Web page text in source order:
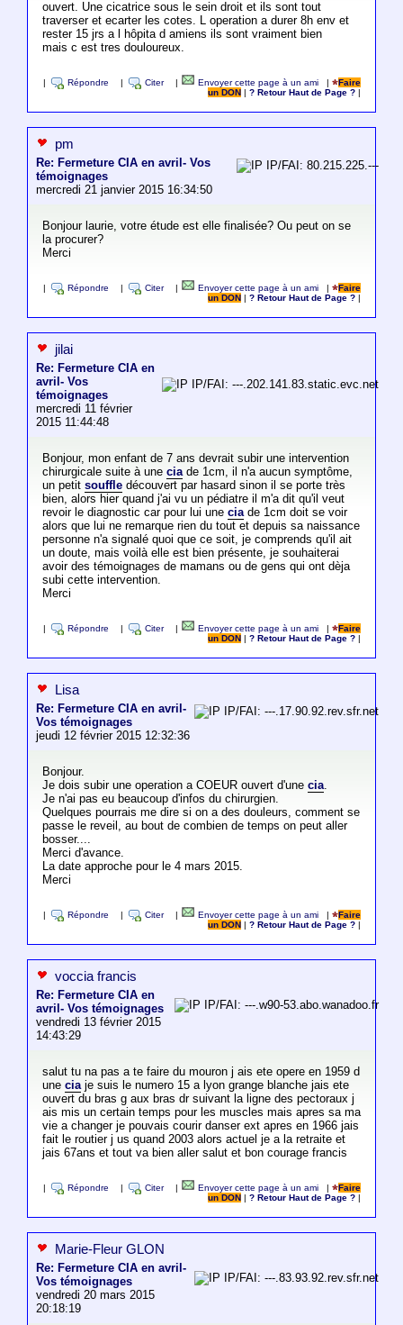
ouvert. Une cicatrice sous le sein droit et ils sont tout
traverser et ecarter les cotes. L operation a durer 8h env et
rester 15 jrs a l hôpita d amiens ils sont vraiment bien
mais c est tres douloureux.
Répondre Citer Envoyer cette page à un ami |
Faire
un DON
|? Retour Haut de Page ?
pm
Re: Fermeture CIA en avril- Vos
témoignages
mercredi 21 janvier 2015 16:34:50
IP/FAI: 80.215.225.---
Bonjour laurie, votre étude est elle finalisée? Ou peut on se
la procurer?
Merci
Répondre Citer Envoyer cette page à un ami |
Faire
un DON
|? Retour Haut de Page ?
jilai
Re: Fermeture CIA en
avril- Vos
témoignages
mercredi 11 février
2015 11:44:48
IP/FAI: ---.202.141.83.static.evc.net
Bonjour, mon enfant de 7 ans devrait subir une intervention
chirurgicale suite à une ciade 1cm, il n'a aucun symptôme,
un petit souffledécouvert par hasard sinon il se porte très
bien, alors hier quand j'ai vu un pédiatre il m'a dit qu'il veut
revoir le diagnostic car pour lui une ciade 1cm doit se voir
alors que lui ne remarque rien du tout et depuis sa naissance
personne n'a signalé quoi que ce soit, je comprends qu'il ait
un doute, mais voilà elle est bien présente, je souhaiterai
avoir des témoignages de mamans ou de gens qui ont dèja
subi cette intervention.
Merci
Répondre Citer Envoyer cette page à un ami |
Faire
un DON
|? Retour Haut de Page ?
Lisa
Re: Fermeture CIA en avril-
Vos témoignages
jeudi 12 février 2015 12:32:36
IP/FAI: ---.17.90.92.rev.sfr.net
Bonjour.
Je dois subir une operation a COEUR ouvert d'une cia.
Je n'ai pas eu beaucoup d'infos du chirurgien.
Quelques pourrais me dire si on a des douleurs, comment se
passe le reveil, au bout de combien de temps on peut aller
bosser....
Merci d'avance.
La date approche pour le 4 mars 2015.
Merci
Répondre Citer Envoyer cette page à un ami |
Faire
un DON
|? Retour Haut de Page ?
voccia francis
Re: Fermeture CIA en
avril- Vos témoignages
vendredi 13 février 2015
14:43:29
IP/FAI: ---.w90-53.abo.wanadoo.fr
salut tu na pas a te faire du mouron j ais ete opere en 1959 d
une ciaje suis le numero 15 a lyon grange blanche jais ete
ouvert du bras g aux bras dr suivant la ligne des pectoraux j
ais mis un certain temps pour les muscles mais apres sa ma
vie a changer je pouvais courir danser ext apres en 1966 jais
fait le routier j us quand 2003 alors actuel je a la retraite et
jais 67ans et tout va bien aller salut et bon courage francis
Répondre Citer Envoyer cette page à un ami |
Faire
un DON
|? Retour Haut de Page ?
Marie-Fleur GLON
Re: Fermeture CIA en avril-
Vos témoignages
vendredi 20 mars 2015
20:18:19
IP/FAI: ---.83.93.92.rev.sfr.net